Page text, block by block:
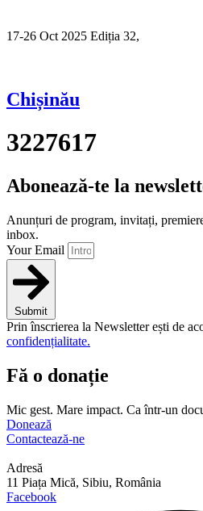
17-26 Oct 2025 Ediția 32,
Chișinău
3227617
Abonează-te la
Anunțuri de program, invitați,
inbox.
Your Email
Submit
Prin înscrierea la Newsletter ești de
confidențialitate.
Fă o donație
Mic gest. Mare impact. Ca într-un
Donează
Contactează-ne
Adresă
11 Piața Mică, Sibiu, România
Facebook